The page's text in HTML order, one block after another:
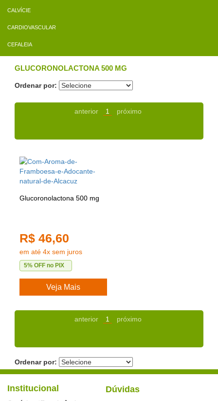
CALVÍCIE
CARDIOVASCULAR
CEFALEIA
GLUCORONOLACTONA 500 MG
Ordenar por:
anterior 1 próximo
Glucoronolactona 500 mg
R$ 46,60
em até 4x sem juros
5% OFF no PIX
Veja Mais
anterior 1 próximo
Ordenar por:
Institucional Dúvidas